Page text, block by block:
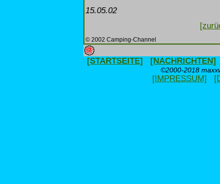
15.05.02
© 2002 Camping-Channel
[STARTSEITE] [NACHRICHTEN]
©2000-2018
[IMPRESSUM]